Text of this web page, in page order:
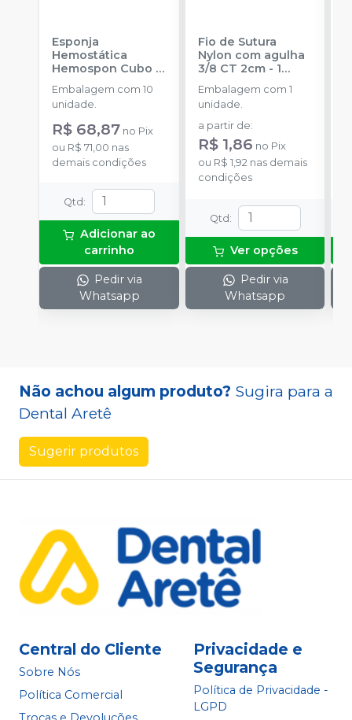
Esponja
Hemostática
Hemospon Cubo -
10 unidades
MAQUIRA
Embalagem com 10
unidade.
R$ 68,87 no Pix
ou R$ 71,00 nas
demais condições
Qtd:
Adicionar ao
carrinho
Pedir via
Whatsapp
Fio de Sutura
Nylon com agulha
3/8 CT 2cm - 1
unidade
Embalagem com 1
unidade.
a partir de:
R$ 1,86 no Pix
ou R$ 1,92nas demais
condições
Qtd:
Ver opções
Pedir via
Whatsapp
Não achou algum produto? Sugira para a
Dental Aretê
Sugerir produtos
Central do Cliente
Sobre Nós
Política Comercial
Privacidade e
Segurança
Política de Privacidade -
LGPD